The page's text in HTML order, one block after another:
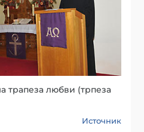
трапеза любви (трпеза
Источник